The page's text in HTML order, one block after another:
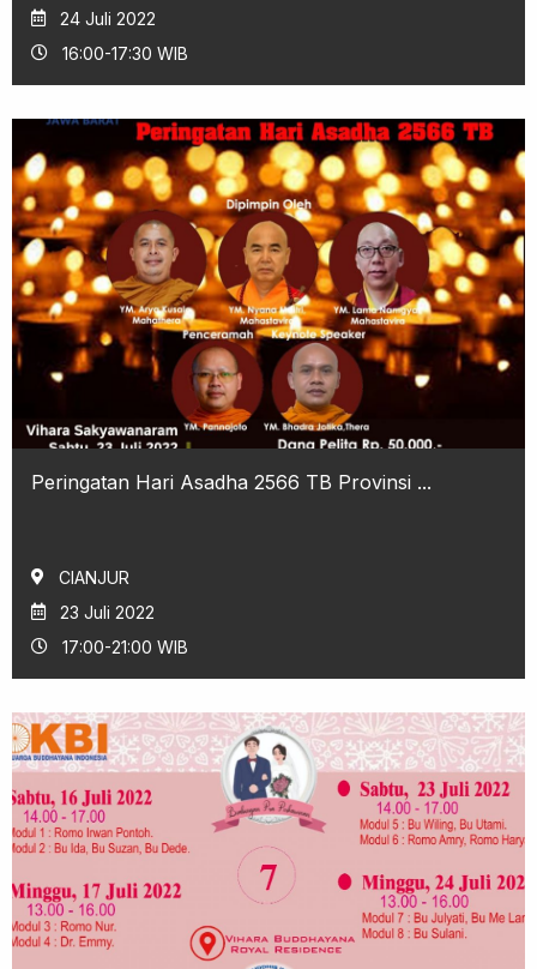
24 Juli 2022
16:00-17:30 WIB
Peringatan Hari Asadha 2566 TB Provinsi ...
CIANJUR
23 Juli 2022
17:00-21:00 WIB